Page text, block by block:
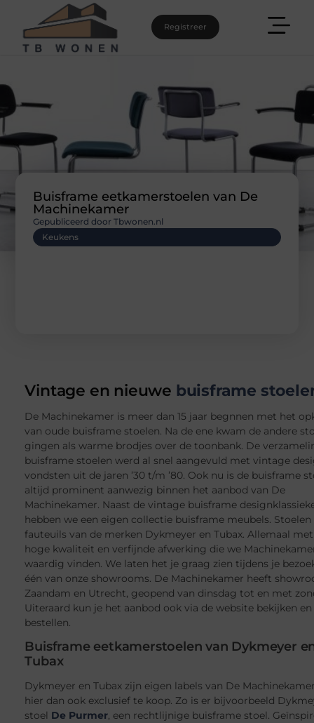
Registreer
Buisframe eetkamerstoelen van De
Machinekamer
Keukens
Gepubliceerd door Tbwonen.nl
Vintage en nieuwe buisframe
De Machinekamer is meer dan 15 jaar begnnen met het
van oude buisframe stoelen. Na de ene kwam de andere
gingen als warme brodjes over de toonbank. De
buisframe stoelen werd al snel aangevuld met vintage
vondsten uit de jaren ’30 t/m ’80. Ook nu is de buisframe
altijd prominent aanwezig binnen het aanbod van De
Machinekamer. Naast de vintage buisframe
hebben we een eigen collectie buisframe meubels. Stoelen
fauteuils van de merken Dykmeyer en Tubax. Allemaal
hoge kwaliteit en verfijnde afwerking die we
waardig vinden. We laten het je graag zien tijdens je
één van onze showrooms. De Machinekamer heeft
Zaandam en Utrecht, geopend van dinsdag tot en met
Uiteraard kun je het aanbod ook via de website bekijken en
bestellen.
Buisframe eetkamerstoelen van Dykmeyer
Tubax
Dykmeyer en Tubax zijn eigen labels van De
hier dan ook exclusief te koop. Zo is er bijvoorbeeld
stoel De Purmer, een rechtlijnige buisframe stoel.